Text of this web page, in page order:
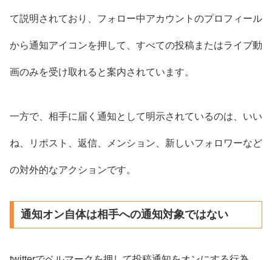
て説明されており、フォロー中アカウントのプロフィール
から通知アイコンを押して、すべての投稿またはライブ動
画のみを受け取れると案内されています。
一方で、相手に届く通知として明示されているのは、いい
ね、リポスト、返信、メンション、新しいフォロワーなど
の対外的なアクションです。
通知オン自体は相手への通知対象ではない